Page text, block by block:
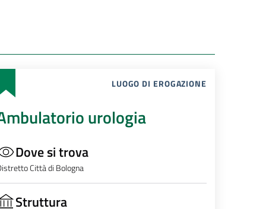
LUOGO DI EROGAZIONE
urologia
Dove si trova
Città di Bologna
Struttura